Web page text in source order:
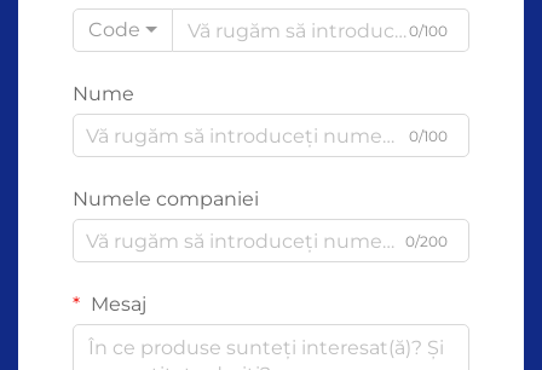
Code
0/100
Nume
0/100
Numele companiei
0/200
Mesaj